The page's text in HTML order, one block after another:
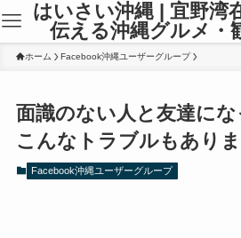
はいさい沖縄 | 宜野湾
伝える沖縄グルメ・
ホーム Facebook沖縄ユーザーグループ
面識のない人と友達に
こんなトラブルもあり
Facebook沖縄ユーザーグループ